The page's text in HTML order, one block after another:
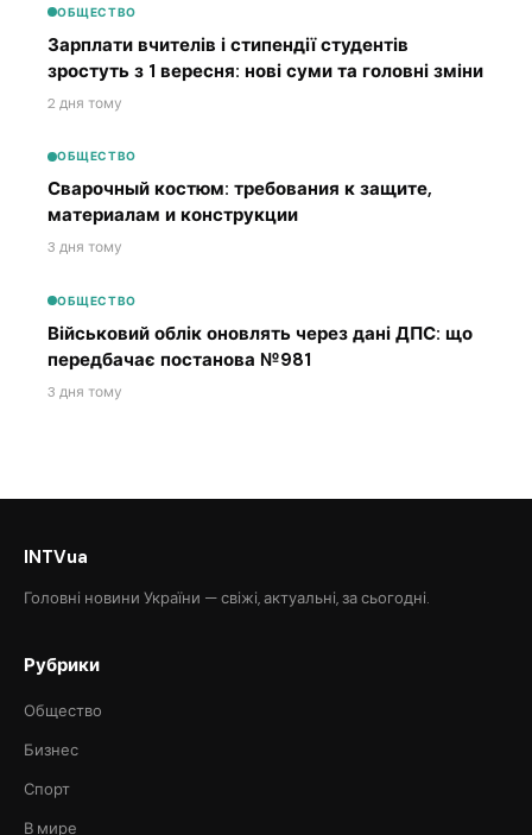
ОБЩЕСТВО
Зарплати вчителів і стипендії студентів
зростуть з 1 вересня: нові суми та головні зміни
2 дня тому
ОБЩЕСТВО
Сварочный костюм: требования к защите,
материалам и конструкции
3 дня тому
ОБЩЕСТВО
Військовий облік оновлять через дані ДПС: що
передбачає постанова №981
3 дня тому
INTVua
Головні новини України — свіжі, актуальні, за сьогодні.
Рубрики
Общество
Бизнес
Спорт
В мире